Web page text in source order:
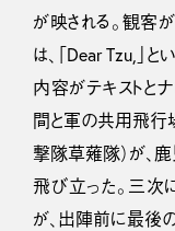
が映される。観客
は、「Dear Tzu,」
内容がテキストと
間と軍の共用飛行
撃隊草薙隊）が、
飛び立った。三次
が、出陣前に最後